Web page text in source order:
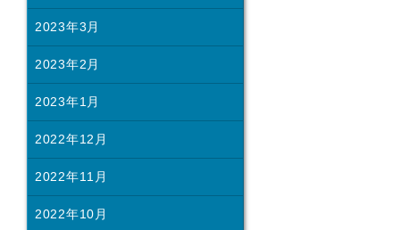
2023年3月
2023年2月
2023年1月
2022年12月
2022年11月
2022年10月